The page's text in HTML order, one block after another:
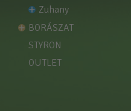
zuhany
BORÁSZAT
STYRON
OUTLET